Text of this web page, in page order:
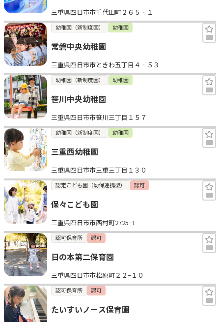
三重県四日市市千代田町２６５‐１
幼稚園（新制度園） 幼稚園
常磐中央幼稚園
三重県四日市市ときわ五丁目４‐５３
幼稚園（新制度園） 幼稚園
笹川中央幼稚園
三重県四日市市笹川三丁目１５７
幼稚園（新制度園） 幼稚園
三重西幼稚園
三重県四日市市三重三丁目１３０
認定こども園（幼保連携型） 認可
保々こども園
三重県四日市市西村町2725−1
認可保育所 認可
日の本第二保育園
三重県四日市市松原町２２−１０
認可保育所 認可
たいすいノース保育園